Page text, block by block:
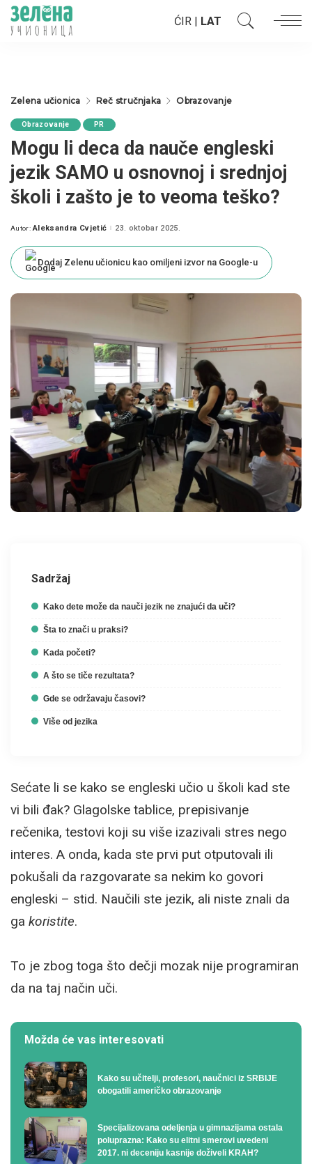
ĆIR | LAT
Zelena učionica Reč stručnjaka Obrazovanje
Obrazovanje PR
Mogu li deca da nauče engleski
jezik SAMO u osnovnoj i srednjoj
školi i zašto je to veoma teško?
Posted
Autor: Aleksandra Cvjetić 23. oktobar 2025.
Dodaj Zelenu učionicu kao omiljeni izvor na Google-u
Sadržaj
Kako dete može da nauči jezik ne znajući da uči?
Šta to znači u praksi?
Kada početi?
A što se tiče rezultata?
Gde se održavaju časovi?
Više od jezika
Sećate li se kako se engleski učio u školi kad ste
vi bili đak? Glagolske tablice, prepisivanje
rečenika, testovi koji su više izazivali stres nego
interes. A onda, kada ste prvi put otputovali ili
pokušali da razgovarate sa nekim ko govori
engleski – stid. Naučili ste jezik, ali niste znali da
ga koristite.
To je zbog toga što dečji mozak nije programiran
da na taj način uči.
Možda će vas interesovati
Kako su učitelji, profesori, naučnici iz SRBIJE
obogatili američko obrazovanje
Specijalizovana odeljenja u gimnazijama ostala
poluprazna: Kako su elitni smerovi uvedeni
2017. ni deceniju kasnije doživeli KRAH?